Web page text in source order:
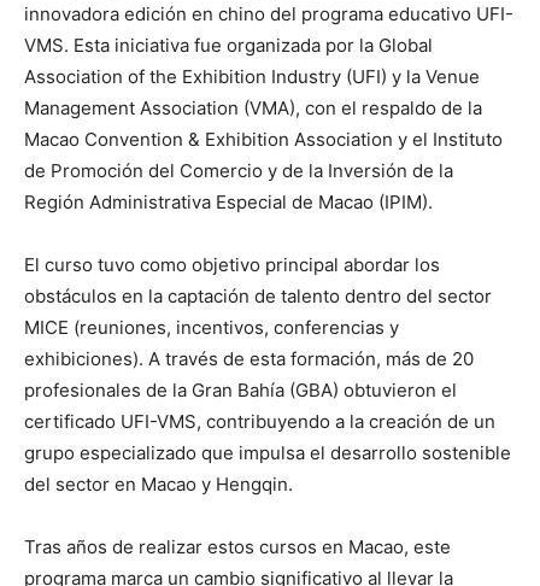
innovadora edición en chino del programa educativo UFI-
VMS. Esta iniciativa fue organizada por la Global
Association of the Exhibition Industry (UFI) y la Venue
Management Association (VMA), con el respaldo de la
Macao Convention & Exhibition Association y el Instituto
de Promoción del Comercio y de la Inversión de la
Región Administrativa Especial de Macao (IPIM).
El curso tuvo como objetivo principal abordar los
obstáculos en la captación de talento dentro del sector
MICE (reuniones, incentivos, conferencias y
exhibiciones). A través de esta formación, más de 20
profesionales de la Gran Bahía (GBA) obtuvieron el
certificado UFI-VMS, contribuyendo a la creación de un
grupo especializado que impulsa el desarrollo sostenible
del sector en Macao y Hengqin.
Tras años de realizar estos cursos en Macao, este
programa marca un cambio significativo al llevar la